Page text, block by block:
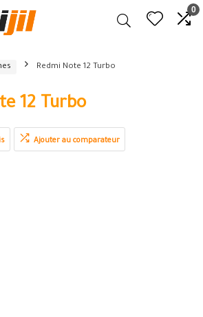
0
Redmi Note 12 Turbo
12 Turbo
Ajouter au comparateur